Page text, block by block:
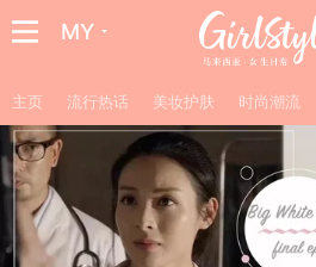
MY
主页 流行热话 美妆护肤 时尚潮流